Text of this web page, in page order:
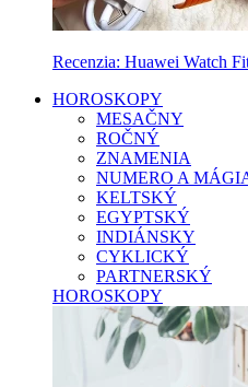
Recenzia: Huawei Watch
HOROSKOPY
MESAČNY
ROČNÝ
ZNAMENIA
NUMERO A
KELTSKÝ
EGYPTSKÝ
INDIÁNSKY
CYKLICKÝ
PARTNERSKÝ
HOROSKOPY